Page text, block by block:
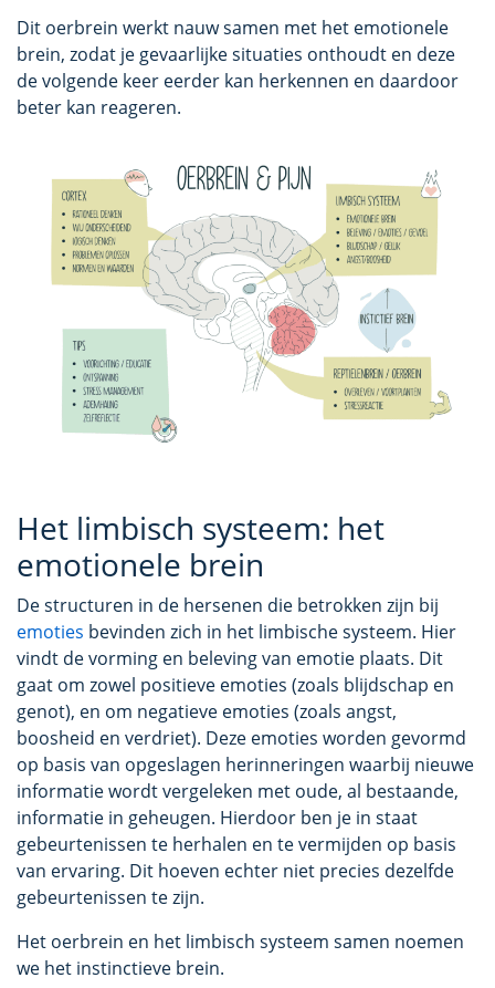
Dit oerbrein werkt nauw samen met het emotionele
brein, zodat je gevaarlijke situaties onthoudt en deze
de volgende keer eerder kan herkennen en daardoor
beter kan reageren.
Het limbisch systeem: het
emotionele brein
De structuren in de hersenen die betrokken zijn bij
emoties bevinden zich in het limbische systeem. Hier
vindt de vorming en beleving van emotie plaats. Dit
gaat om zowel positieve emoties (zoals blijdschap en
genot), en om negatieve emoties (zoals angst,
boosheid en verdriet). Deze emoties worden gevormd
op basis van opgeslagen herinneringen waarbij nieuwe
informatie wordt vergeleken met oude, al bestaande,
informatie in geheugen. Hierdoor ben je in staat
gebeurtenissen te herhalen en te vermijden op basis
van ervaring. Dit hoeven echter niet precies dezelfde
gebeurtenissen te zijn.
Het oerbrein en het limbisch systeem samen noemen
we het instinctieve brein.